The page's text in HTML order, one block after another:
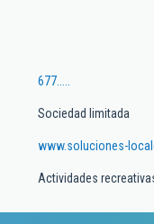
677.....
Sociedad limitada
www.soluciones-
Actividades